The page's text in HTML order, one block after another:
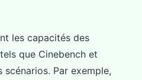
les capacités des
que Cinebench et
Par exemple,